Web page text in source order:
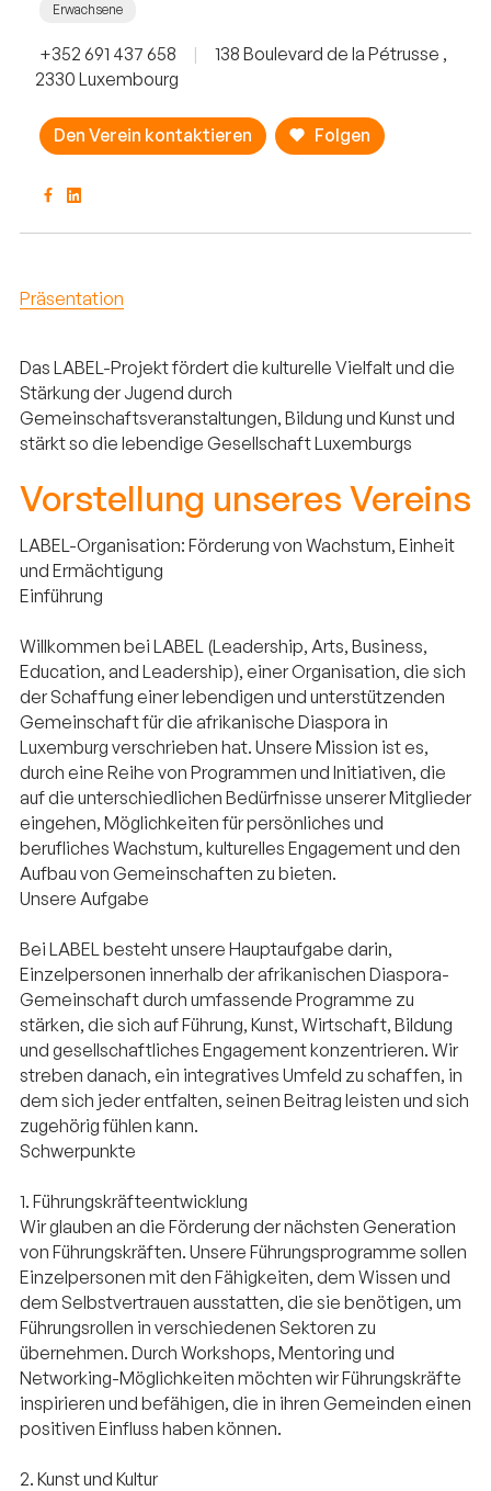
Erwachsene
+352 691 437 658 |
138 Boulevard de la Pétrusse ,
2330 Luxembourg
Den Verein kontaktieren Folgen
Präsentation
Das LABEL-Projekt fördert die kulturelle Vielfalt und die
Stärkung der Jugend durch
Gemeinschaftsveranstaltungen, Bildung und Kunst und
stärkt so die lebendige Gesellschaft Luxemburgs
Vorstellung unseres Vereins
LABEL-Organisation: Förderung von Wachstum, Einheit
und Ermächtigung
Einführung
Willkommen bei LABEL (Leadership, Arts, Business,
Education, and Leadership), einer Organisation, die sich
der Schaffung einer lebendigen und unterstützenden
Gemeinschaft für die afrikanische Diaspora in
Luxemburg verschrieben hat. Unsere Mission ist es,
durch eine Reihe von Programmen und Initiativen, die
auf die unterschiedlichen Bedürfnisse unserer Mitglieder
eingehen, Möglichkeiten für persönliches und
berufliches Wachstum, kulturelles Engagement und den
Aufbau von Gemeinschaften zu bieten.
Unsere Aufgabe
Bei LABEL besteht unsere Hauptaufgabe darin,
Einzelpersonen innerhalb der afrikanischen Diaspora-
Gemeinschaft durch umfassende Programme zu
stärken, die sich auf Führung, Kunst, Wirtschaft, Bildung
und gesellschaftliches Engagement konzentrieren. Wir
streben danach, ein integratives Umfeld zu schaffen, in
dem sich jeder entfalten, seinen Beitrag leisten und sich
zugehörig fühlen kann.
Schwerpunkte
1. Führungskräfteentwicklung
Wir glauben an die Förderung der nächsten Generation
von Führungskräften. Unsere Führungsprogramme sollen
Einzelpersonen mit den Fähigkeiten, dem Wissen und
dem Selbstvertrauen ausstatten, die sie benötigen, um
Führungsrollen in verschiedenen Sektoren zu
übernehmen. Durch Workshops, Mentoring und
Networking-Möglichkeiten möchten wir Führungskräfte
inspirieren und befähigen, die in ihren Gemeinden einen
positiven Einfluss haben können.
2. Kunst und Kultur